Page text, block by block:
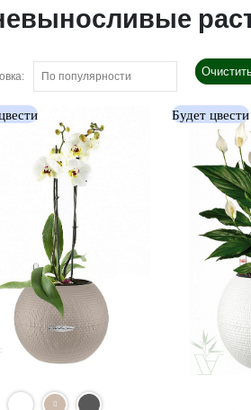
Будет цвести